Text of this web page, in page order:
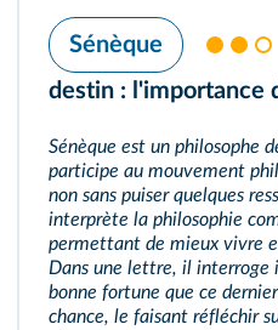
Sénèque
destin : l'importance
Sénèque est un philosophe
participe au mouvement
non sans puiser quelques
interprète la philosophie
permettant de mieux vivre
Dans une lettre, il interroge
bonne fortune que ce
chance, le faisant réfléchir